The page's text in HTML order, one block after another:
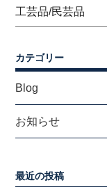
工芸品/民芸品
カテゴリー
Blog
お知らせ
最近の投稿